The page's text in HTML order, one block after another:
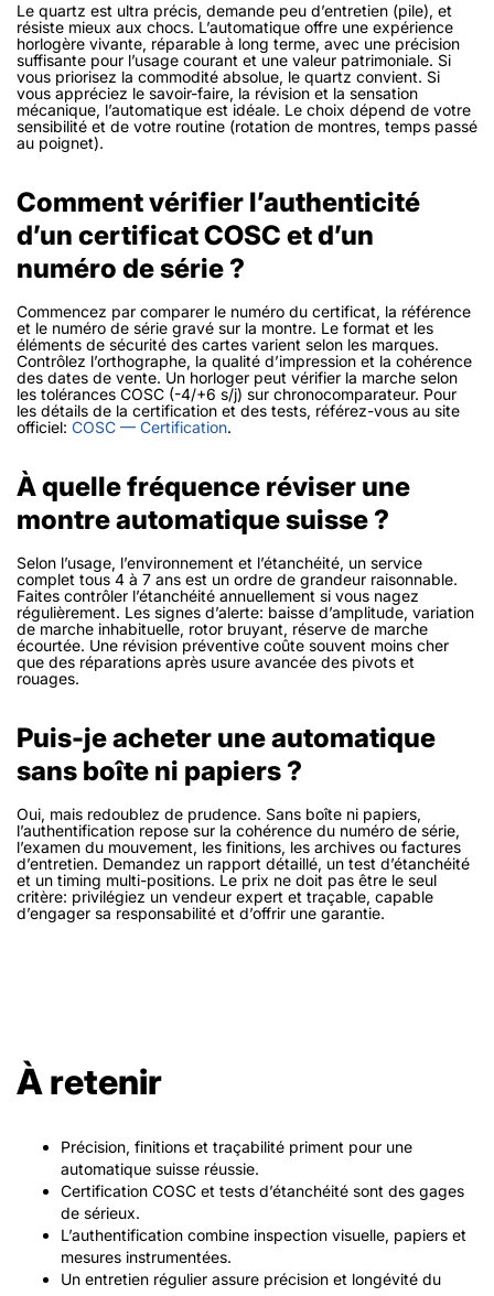
Le quartz est ultra précis, demande peu d’entretien (pile), et
résiste mieux aux chocs. L’automatique offre une expérience
horlogère vivante, réparable à long terme, avec une précision
suffisante pour l’usage courant et une valeur patrimoniale. Si
vous priorisez la commodité absolue, le quartz convient. Si
vous appréciez le savoir-faire, la révision et la sensation
mécanique, l’automatique est idéale. Le choix dépend de votre
sensibilité et de votre routine (rotation de montres, temps passé
au poignet).
Comment vérifier l’authenticité
d’un certificat COSC et d’un
numéro de série ?
Commencez par comparer le numéro du certificat, la référence
et le numéro de série gravé sur la montre. Le format et les
éléments de sécurité des cartes varient selon les marques.
Contrôlez l’orthographe, la qualité d’impression et la cohérence
des dates de vente. Un horloger peut vérifier la marche selon
les tolérances COSC (-4/+6 s/j) sur chronocomparateur. Pour
les détails de la certification et des tests, référez-vous au site
officiel: COSC — Certification.
À quelle fréquence réviser une
montre automatique suisse ?
Selon l’usage, l’environnement et l’étanchéité, un service
complet tous 4 à 7 ans est un ordre de grandeur raisonnable.
Faites contrôler l’étanchéité annuellement si vous nagez
régulièrement. Les signes d’alerte: baisse d’amplitude, variation
de marche inhabituelle, rotor bruyant, réserve de marche
écourtée. Une révision préventive coûte souvent moins cher
que des réparations après usure avancée des pivots et
rouages.
Puis-je acheter une automatique
sans boîte ni papiers ?
Oui, mais redoublez de prudence. Sans boîte ni papiers,
l’authentification repose sur la cohérence du numéro de série,
l’examen du mouvement, les finitions, les archives ou factures
d’entretien. Demandez un rapport détaillé, un test d’étanchéité
et un timing multi-positions. Le prix ne doit pas être le seul
critère: privilégiez un vendeur expert et traçable, capable
d’engager sa responsabilité et d’offrir une garantie.
À retenir
Précision, finitions et traçabilité priment pour une
automatique suisse réussie.
Certification COSC et tests d’étanchéité sont des gages
de sérieux.
L’authentification combine inspection visuelle, papiers et
mesures instrumentées.
Un entretien régulier assure précision et longévité du